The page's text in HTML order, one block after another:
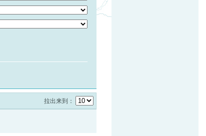
拉出来到：